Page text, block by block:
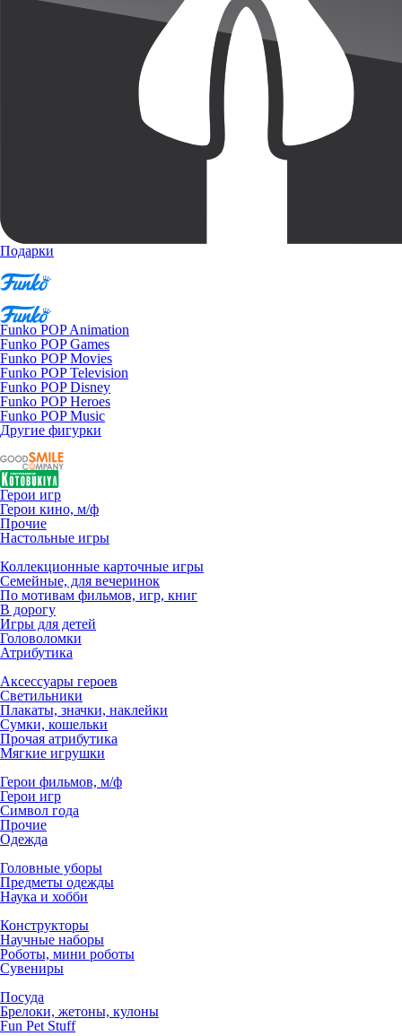
Подарки
Funko POP Animation
Funko POP Games
Funko POP Movies
Funko POP Television
Funko POP Disney
Funko POP Heroes
Funko POP Music
Другие фигурки
Герои игр
Герои кино, м/ф
Прочие
Настольные игры
Коллекционные карточные игры
Семейные, для вечеринок
По мотивам фильмов, игр, книг
В дорогу
Игры для детей
Головоломки
Атрибутика
Аксессуары героев
Светильники
Плакаты, значки, наклейки
Сумки, кошельки
Прочая атрибутика
Мягкие игрушки
Герои фильмов, м/ф
Герои игр
Символ года
Прочие
Одежда
Головные уборы
Предметы одежды
Наука и хобби
Конструкторы
Научные наборы
Роботы, мини роботы
Сувениры
Посуда
Брелоки, жетоны, кулоны
Fun Pet Stuff